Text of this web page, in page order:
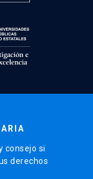
consejo si
derechos